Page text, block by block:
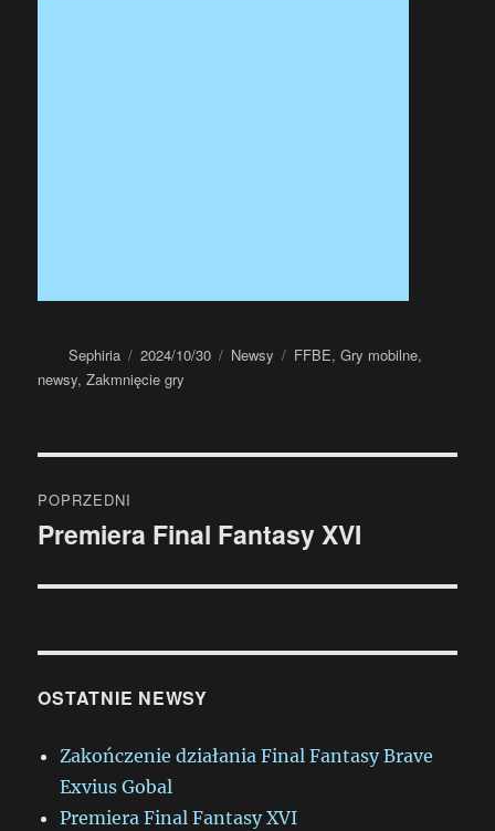
Autor
Sephiria
Data
publikacji
2024/10/30 Kategorie
Newsy Tagi
FFBE,Gry mobilne,
newsy,Zakmnięcie gry
wpisu
POPRZEDNI
Poprzedni
Premiera Final Fantasy XVI
OSTATNIE NEWSY
Zakończenie działania Final Fantasy Brave
Exvius Gobal
Premiera Final Fantasy XVI